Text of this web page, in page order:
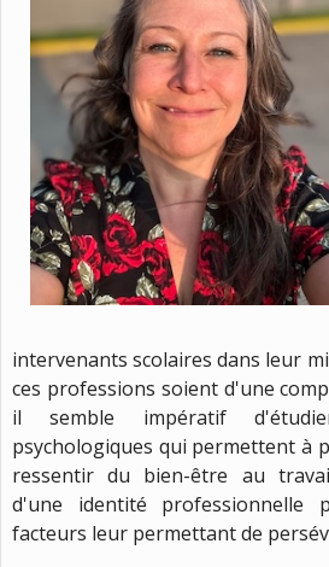
intervenants scolaires dans leur
ces professions soient d'une
il semble impératif
psychologiques qui permettent à
ressentir du bien-être au
d'une identité professionnelle
facteurs leur permettant de